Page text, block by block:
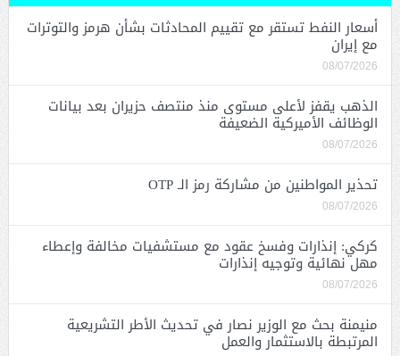
أسعار النفط تستقر مع تقييم المحادثات بشأن هرمز والتوترات
مع إيران
08/07/2026
الذهب يقفز لأعلى مستوى منذ منتصف حزيران بعد بيانات
الوظائف الأميركية الضعيفة
08/07/2026
تحذير المواطنين من مشاركة رمز الـ OTP
08/07/2026
كركي: إنذارات وفسخ عقود مع مستشفيات مخالفة وإعطاء
مهل نهائية وتوجيه إنذارات
08/07/2026
منيمنة بحث مع الوزير نصار في تحديث الأطر التشريعية
المرتبطة بالاستثمار والعمل